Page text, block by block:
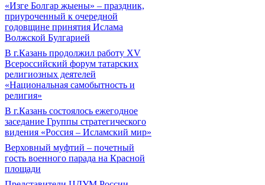
«Изге Болгар җыены» – праздник,
приуроченный к очередной
годовщине принятия Ислама
Волжской Булгарией
В г.Казань продолжил работу XV
Всероссийский форум татарских
религиозных деятелей
«Национальная самобытность и
религия»
В г.Казань состоялось ежегодное
заседание Группы стратегического
видения «Россия – Исламский мир»
Верховный муфтий – почетный
гость военного парада на Красной
площади